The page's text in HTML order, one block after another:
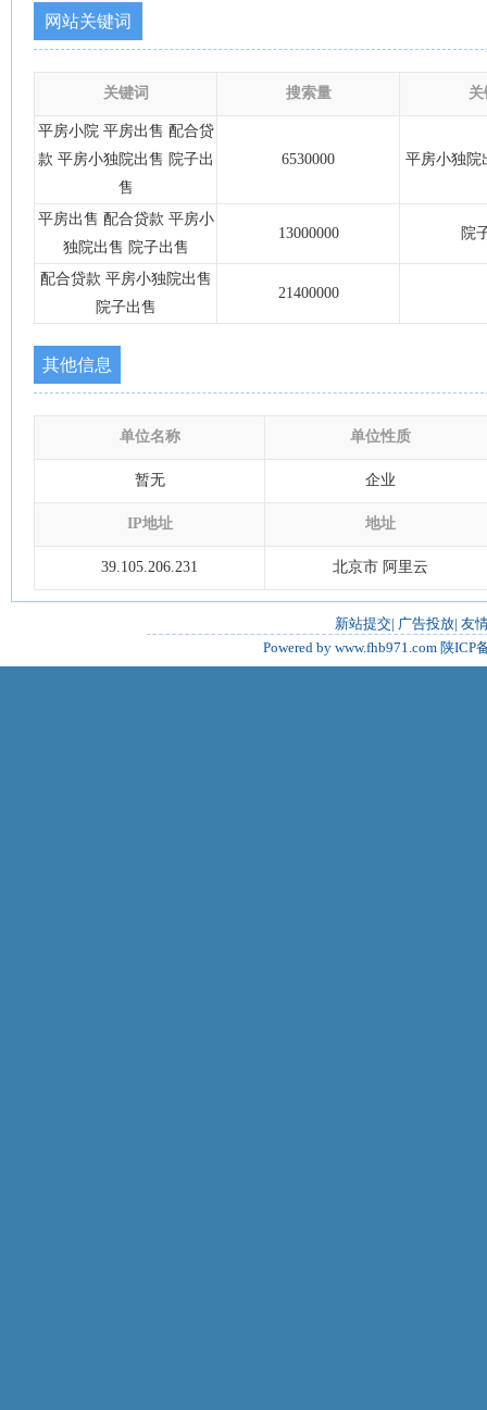
网站关键词
关键词 搜索量 关
平房小院 平房出售 配合贷
款 平房小独院出售 院子出
售
6530000 平房小独院
平房出售 配合贷款 平房小
独院出售 院子出售
13000000 院
配合贷款 平房小独院出售
院子出售
21400000
其他信息
单位名称 单位性质
暂无 企业
IP地址 地址
39.105.206.231 北京市 阿里云
新站提交| 广告投放| 友
Powered by www.fhb971.com 陕ICP